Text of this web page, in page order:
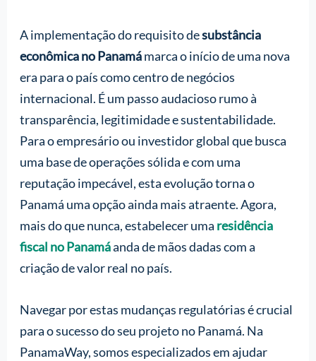
A implementação do requisito desubstância
econômica no Panamámarca o início de uma nova
era para o país como centro de negócios
internacional. É um passo audacioso rumo à
transparência, legitimidade e sustentabilidade.
Para o empresário ou investidor global que busca
uma base de operações sólida e com uma
reputação impecável, esta evolução torna o
Panamá uma opção ainda mais atraente. Agora,
mais do que nunca, estabelecer uma residência
fiscal no Panamáanda de mãos dadas com a
criação de valor real no país.
Navegar por estas mudanças regulatórias é crucial
para o sucesso do seu projeto no Panamá. Na
PanamaWay, somos especializados em ajudar